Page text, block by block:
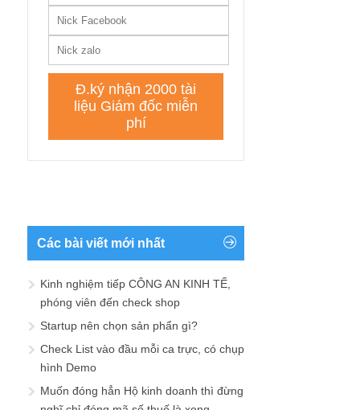
Các bài viết mới nhất
Kinh nghiệm tiếp CÔNG AN KINH TẾ,
phóng viên đến check shop
Startup nên chọn sản phẩn gì?
Check List vào đầu mỗi ca trực, có chụp
hình Demo
Muốn đóng hẳn Hộ kinh doanh thì đừng